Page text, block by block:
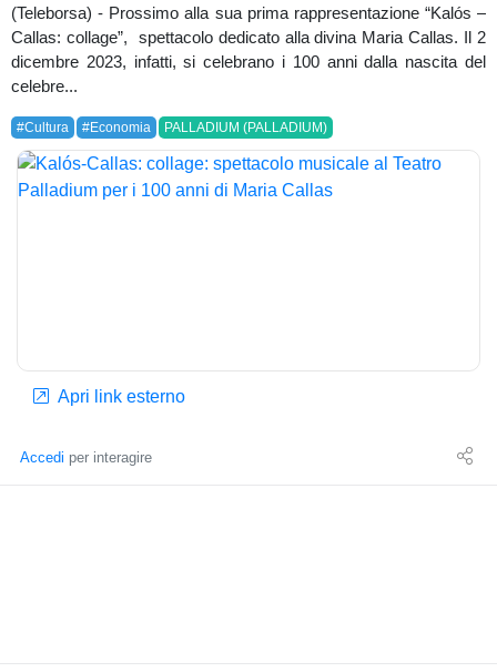
(Teleborsa) - Prossimo alla sua prima rappresentazione “Kalós –
Callas: collage”, spettacolo dedicato alla divina Maria Callas. Il 2
dicembre 2023, infatti, si celebrano i 100 anni dalla nascita del
celebre...
#Cultura #Economia PALLADIUM (PALLADIUM)
Apri link esterno
Accedi per interagire